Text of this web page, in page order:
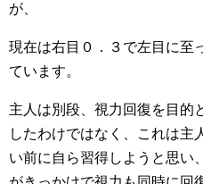
が、
現在は右目０．３で左目に至
ています。
主人は別段、視力回復を目的
したわけではなく、これは主
い前に自ら習得しようと思い